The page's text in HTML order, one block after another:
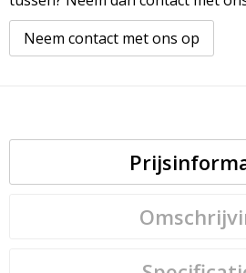
Neem contact met ons op